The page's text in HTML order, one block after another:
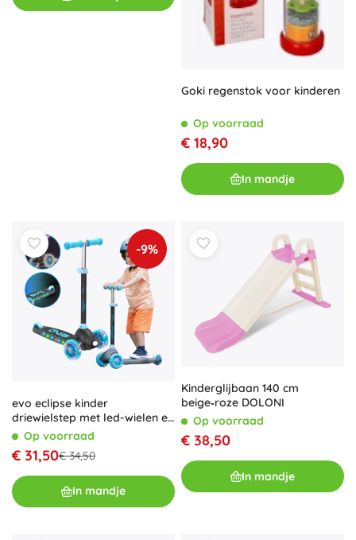
Goki regenstok voor kinderen
Op voorraad
€ 18,90
In mandje
-9%
evo eclipse kinder
driewielstep met led-wielen en
deck, verstelbare hoogte,
blauw
Op voorraad
€ 31,50€ 34,50
In mandje
Kinderglijbaan 140 cm
beige‑roze DOLONI
Op voorraad
€ 38,50
In mandje